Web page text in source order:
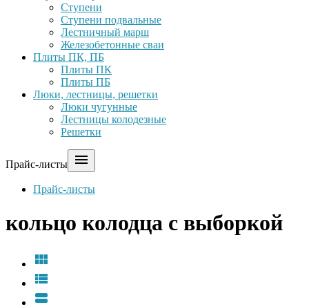
Ступени
Ступени подвальные
Лестничный марш
Железобетонные сваи
Плиты ПК, ПБ
Плиты ПК
Плиты ПБ
Люки, лестницы, решетки
Люки чугунные
Лестницы колодезные
Решетки
Прайс-листы 
Прайс-листы
кольцо колодца с выборкой


